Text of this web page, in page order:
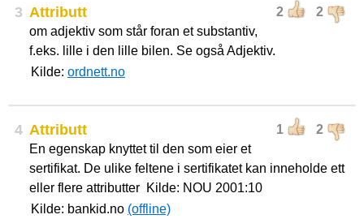
3 2 2
Attributt
om adjektiv som står foran et substantiv,
f.eks. lille i den lille bilen. Se også Adjektiv.
Kilde: ordnett.no
4 1 2
Attributt
En egenskap knyttet til den som eier et
sertifikat. De ulike feltene i sertifikatet kan inneholde ett
eller flere attributter Kilde: NOU 2001:10
Kilde: bankid.no (offline)